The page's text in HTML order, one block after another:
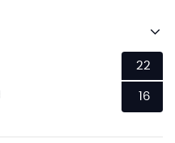
22
16